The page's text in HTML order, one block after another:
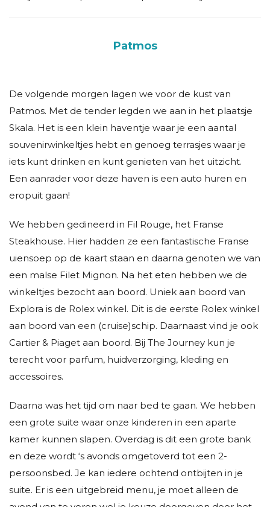
Patmos
De volgende morgen lagen we voor de kust van
Patmos. Met de tender legden we aan in het plaatsje
Skala. Het is een klein haventje waar je een aantal
souvenirwinkeltjes hebt en genoeg terrasjes waar je
iets kunt drinken en kunt genieten van het uitzicht.
Een aanrader voor deze haven is een auto huren en
eropuit gaan!
We hebben gedineerd in Fil Rouge, het Franse
Steakhouse. Hier hadden ze een fantastische Franse
uiensoep op de kaart staan en daarna genoten we van
een malse Filet Mignon. Na het eten hebben we de
winkeltjes bezocht aan boord. Uniek aan boord van
Explora is de Rolex winkel. Dit is de eerste Rolex winkel
aan boord van een (cruise)schip. Daarnaast vind je ook
Cartier & Piaget aan boord. Bij The Journey kun je
terecht voor parfum, huidverzorging, kleding en
accessoires.
Daarna was het tijd om naar bed te gaan. We hebben
een grote suite waar onze kinderen in een aparte
kamer kunnen slapen. Overdag is dit een grote bank
en deze wordt ‘s avonds omgetoverd tot een 2-
persoonsbed. Je kan iedere ochtend ontbijten in je
suite. Er is een uitgebreid menu, je moet alleen de